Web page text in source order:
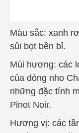
Màu sắc: xanh
sủi bọt bền bỉ.
Mùi hương: các
của dòng nho
những đặc tính
Pinot Noir.
Hương vị: các